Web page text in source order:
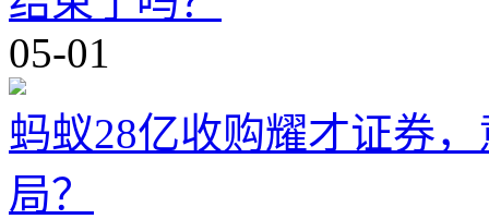
05-01
蚂蚁28亿收购耀才证券
局？